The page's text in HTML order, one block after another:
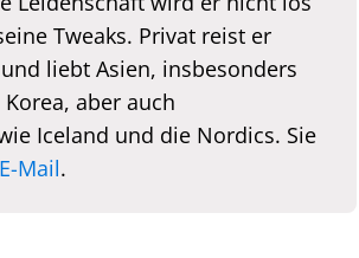
Tweaks. Privat reist er
liebt Asien, insbesonders
aber auch
Iceland und die Nordics. Sie
Mail.